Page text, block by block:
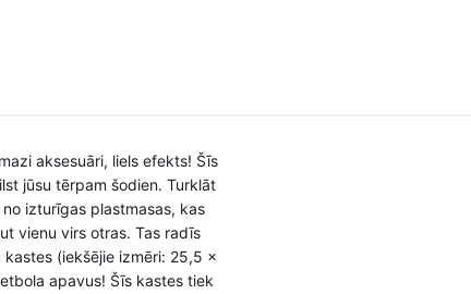
aksesuāri, liels efekts! Šīs
jūsu tērpam šodien. Turklāt
izturīgas plastmasas, kas
vienu virs otras. Tas radīs
(iekšējie izmēri: 25,5 x
apavus! Šīs kastes tiek